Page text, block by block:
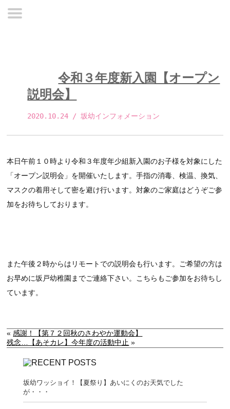
令和３年度新入園【オープン
説明会】
2020.10.24 / 坂幼インフォメーション
本日午前１０時より令和３年度年少組新入園のお子様を対象にした
「オープン説明会」を開催いたします。手指の消毒、検温、換気、
マスクの着用そして密を避け行います。対象のご家庭はどうぞご参
加をお待ちしております。
また午後２時からはリモートでの説明会も行います。ご希望の方は
お早めに坂戸幼稚園までご連絡下さい。こちらもご参加をお待ちし
ています。
«感謝！【第７２回秋のさわやか運動会】
残念…【あそカレ】今年度の活動中止 »
坂幼ワッショイ！【夏祭り】あいにくのお天気でした
が・・・